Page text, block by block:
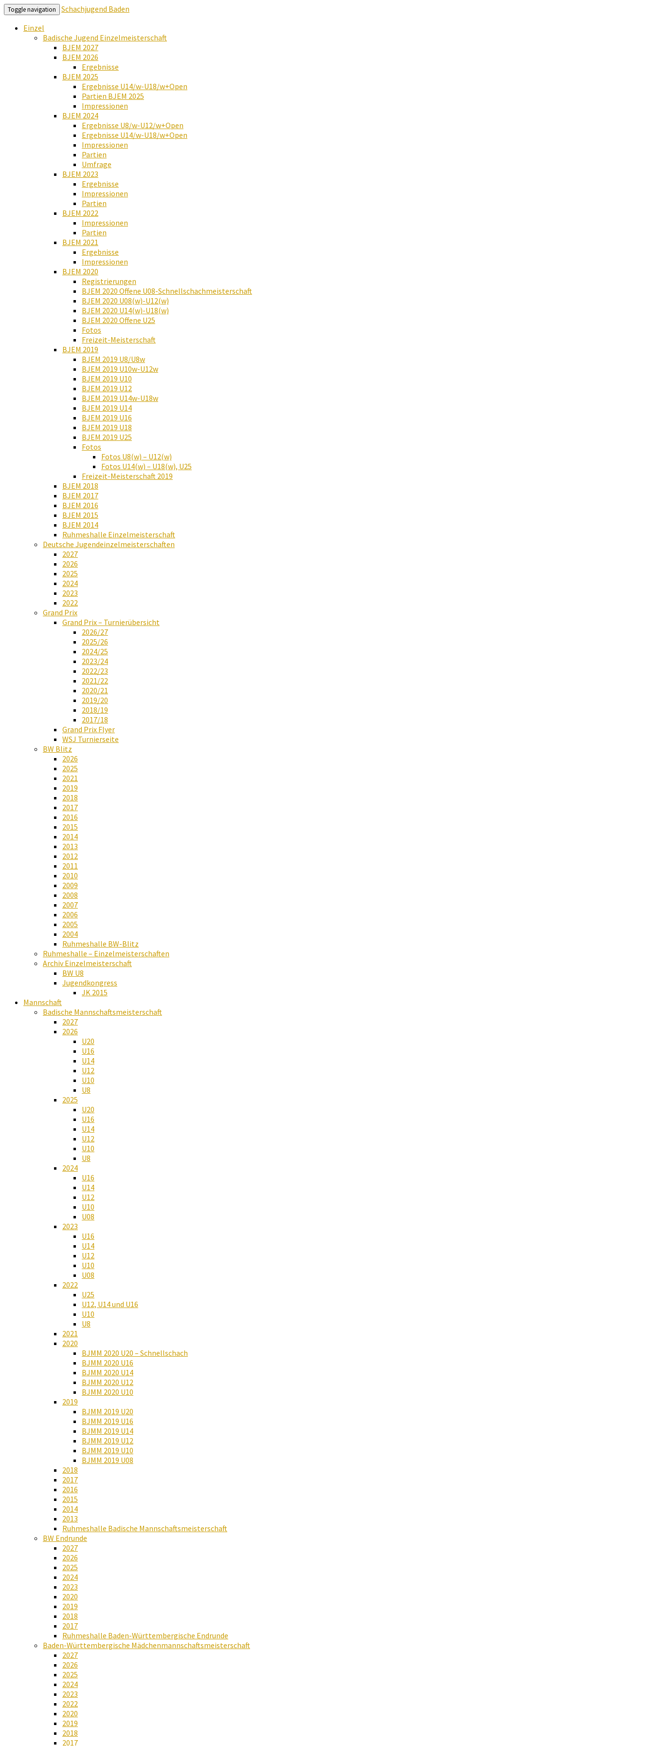
Toggle navigation
Schachjugend Baden
Einzel
Badische Jugend Einzelmeisterschaft
BJEM 2027
BJEM 2026
Ergebnisse
BJEM 2025
Ergebnisse U14/w-U18/w+Open
Partien BJEM 2025
Impressionen
BJEM 2024
Ergebnisse U8/w-U12/w+Open
Ergebnisse U14/w-U18/w+Open
Impressionen
Partien
Umfrage
BJEM 2023
Ergebnisse
Impressionen
Partien
BJEM 2022
Impressionen
Partien
BJEM 2021
Ergebnisse
Impressionen
BJEM 2020
Registrierungen
BJEM 2020 Offene U08-Schnellschachmeisterschaft
BJEM 2020 U08(w)-U12(w)
BJEM 2020 U14(w)-U18(w)
BJEM 2020 Offene U25
Fotos
Freizeit-Meisterschaft
BJEM 2019
BJEM 2019 U8/U8w
BJEM 2019 U10w-U12w
BJEM 2019 U10
BJEM 2019 U12
BJEM 2019 U14w-U18w
BJEM 2019 U14
BJEM 2019 U16
BJEM 2019 U18
BJEM 2019 U25
Fotos
Fotos U8(w) – U12(w)
Fotos U14(w) – U18(w), U25
Freizeit-Meisterschaft 2019
BJEM 2018
BJEM 2017
BJEM 2016
BJEM 2015
BJEM 2014
Ruhmeshalle Einzelmeisterschaft
Deutsche Jugendeinzelmeisterschaften
2027
2026
2025
2024
2023
2022
Grand Prix
Grand Prix – Turnierübersicht
2026/27
2025/26
2024/25
2023/24
2022/23
2021/22
2020/21
2019/20
2018/19
2017/18
Grand Prix Flyer
WSJ Turnierseite
BW Blitz
2026
2025
2021
2019
2018
2017
2016
2015
2014
2013
2012
2011
2010
2009
2008
2007
2006
2005
2004
Ruhmeshalle BW-Blitz
Ruhmeshalle – Einzelmeisterschaften
Archiv Einzelmeisterschaft
BW U8
Jugendkongress
JK 2015
Mannschaft
Badische Mannschaftsmeisterschaft
2027
2026
U20
U16
U14
U12
U10
U8
2025
U20
U16
U14
U12
U10
U8
2024
U16
U14
U12
U10
U08
2023
U16
U14
U12
U10
U08
2022
U25
U12, U14 und U16
U10
U8
2021
2020
BJMM 2020 U20 – Schnellschach
BJMM 2020 U16
BJMM 2020 U14
BJMM 2020 U12
BJMM 2020 U10
2019
BJMM 2019 U20
BJMM 2019 U16
BJMM 2019 U14
BJMM 2019 U12
BJMM 2019 U10
BJMM 2019 U08
2018
2017
2016
2015
2014
2013
Ruhmeshalle Badische Mannschaftsmeisterschaft
BW Endrunde
2027
2026
2025
2024
2023
2020
2019
2018
2017
Ruhmeshalle Baden-Württembergische Endrunde
Baden-Württembergische Mädchenmannschaftsmeisterschaft
2027
2026
2025
2024
2023
2022
2020
2019
2018
2017